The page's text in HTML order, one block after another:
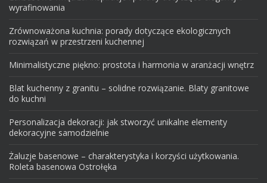
wyrafinowania
Zrównoważona kuchnia: porady dotyczące ekologicznych
rozwiązań w przestrzeni kuchennej
Minimalistyczne piękno: prostota i harmonia w aranżacji wnętrz
Blat kuchenny z granitu – solidne rozwiązanie. Blaty granitowe
do kuchni
Personalizacja dekoracji: jak stworzyć unikalne elementy
dekoracyjne samodzielnie
Żaluzje basenowe – charakterystyka i korzyści użytkowania.
Roleta basenowa Ostrołęka